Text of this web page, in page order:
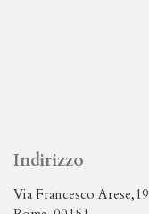
Indirizzo
Via Francesco Arese,19